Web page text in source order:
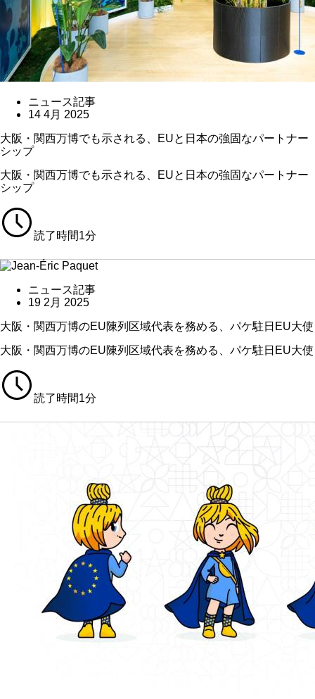
ニュース記事
14 4月 2025
大阪・関西万博でも示される、EUと日本の強固なパートナー
シップ
大阪・関西万博でも示される、EUと日本の強固なパートナー
シップ
読了時間1分
ニュース記事
19 2月 2025
大阪・関西万博のEU陳列区域代表を務める、パケ駐日EU大使
大阪・関西万博のEU陳列区域代表を務める、パケ駐日EU大使
読了時間1分